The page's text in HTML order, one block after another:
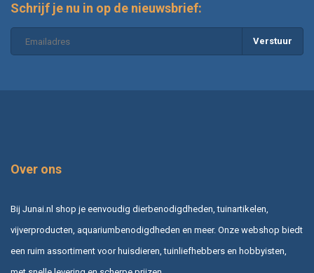
Schrijf je nu in op de nieuwsbrief:
Verstuur
Over ons
Bij Junai.nl shop je eenvoudig dierbenodigdheden, tuinartikelen,
vijverproducten, aquariumbenodigdheden en meer. Onze webshop biedt
een ruim assortiment voor huisdieren, tuinliefhebbers en hobbyisten,